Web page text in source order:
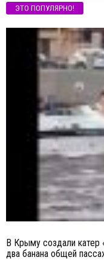
ЭТО ПОПУЛЯРНО!
В Крыму создали катер
два банана общей